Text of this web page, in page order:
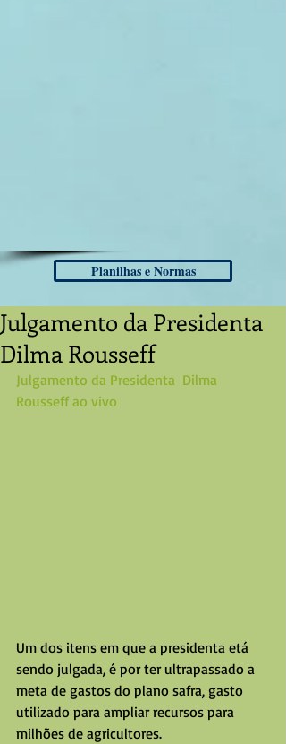
Planilhas e Normas
Julgamento da Presidenta
Dilma Rousseff
Julgamento da Presidenta  Dilma
Rousseff ao vivo
Um dos itens em que a presidenta etá
sendo julgada, é por ter ultrapassado a
meta de gastos do plano safra, gasto
utilizado para ampliar recursos para
milhões de agricultores.